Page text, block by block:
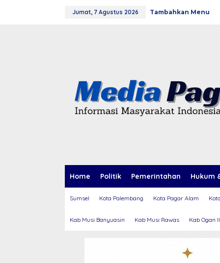
Jumat, 7 Agustus 2026 Tambahkan Menu
Home Politik Pemerintahan Hukum
Sumsel Kota Palembang Kota Pagar Alam
Kab Musi Banyuasin Kab Musi Rawas Kab Ogan